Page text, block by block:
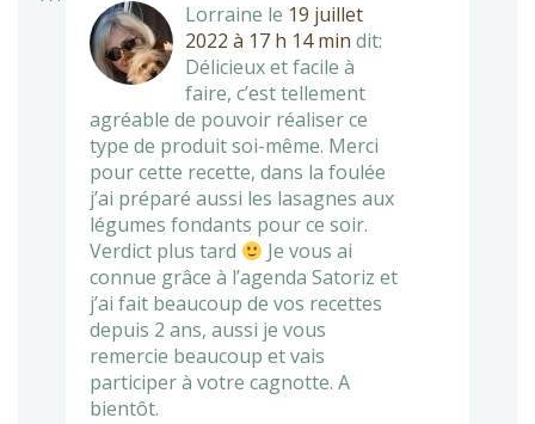
Lorraine le 19 juillet
2022 à 17 h 14 min dit:
Délicieux et facile à
faire, c’est tellement
agréable de pouvoir réaliser ce
type de produit soi-même. Merci
pour cette recette, dans la foulée
j’ai préparé aussi les lasagnes aux
légumes fondants pour ce soir.
Verdict plus tard
Je vous ai
connue grâce à l’agenda Satoriz et
j’ai fait beaucoup de vos recettes
depuis 2 ans, aussi je vous
remercie beaucoup et vais
participer à votre cagnotte. A
bientôt.